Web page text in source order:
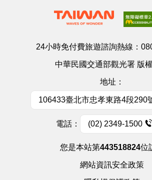
24小時免付費旅遊諮詢熱線：
中華民國交通部觀光署 版
地址：
106433臺北市忠孝東路4段290
電話： (02) 2349-1500
您是本站第443518824位
網站資訊安全政策